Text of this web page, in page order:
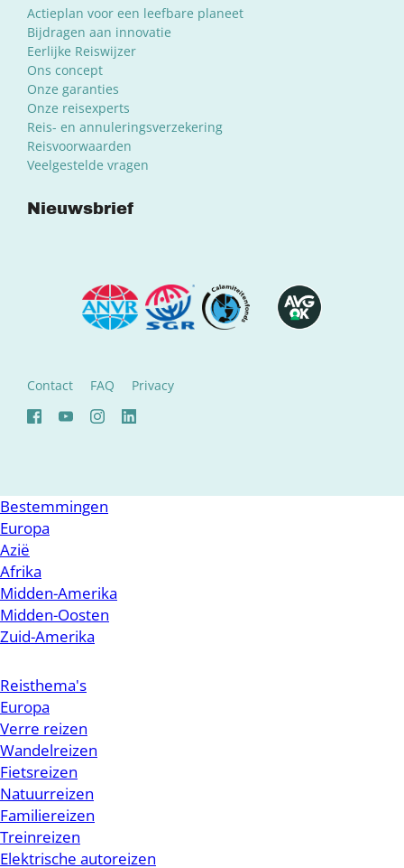
Actieplan voor een leefbare planeet
Bijdragen aan innovatie
Eerlijke Reiswijzer
Ons concept
Onze garanties
Onze reisexperts
Reis- en annuleringsverzekering
Reisvoorwaarden
Veelgestelde vragen
Nieuwsbrief
Contact FAQ Privacy
Bestemmingen
Europa
Azië
Afrika
Midden-Amerika
Midden-Oosten
Zuid-Amerika
Reisthema's
Europa
Verre reizen
Wandelreizen
Fietsreizen
Natuurreizen
Familiereizen
Treinreizen
Elektrische autoreizen